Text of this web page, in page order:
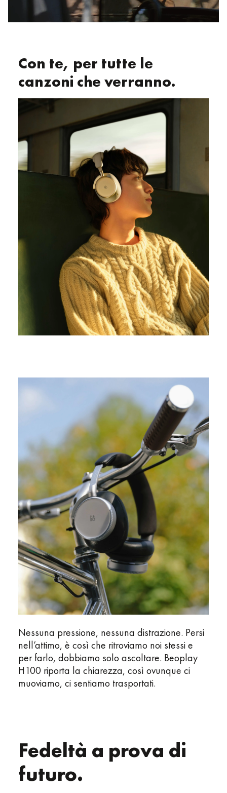
Con te, per tutte le
canzoni che verranno.
Nessuna pressione, nessuna distrazione. Persi
nell’attimo, è così che ritroviamo noi stessi e
per farlo, dobbiamo solo ascoltare. Beoplay
H100 riporta la chiarezza, così ovunque ci
muoviamo, ci sentiamo trasportati.
Fedeltà a prova di
futuro.